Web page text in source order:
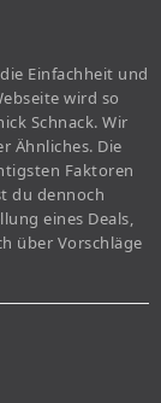
Einfachheit und
wird so
Schnack. Wir
Ähnliches. Die
Faktoren
du dennoch
eines Deals,
über Vorschläge